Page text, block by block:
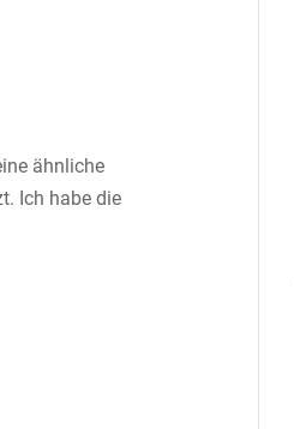
ähnliche
Ich habe die